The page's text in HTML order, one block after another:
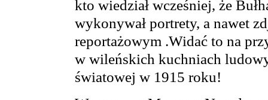
kto wiedział wcześniej, że
wykonywał portrety, a nawet
reportażowym .Widać to na
w wileńskich kuchniach
światowej w 1915 roku!